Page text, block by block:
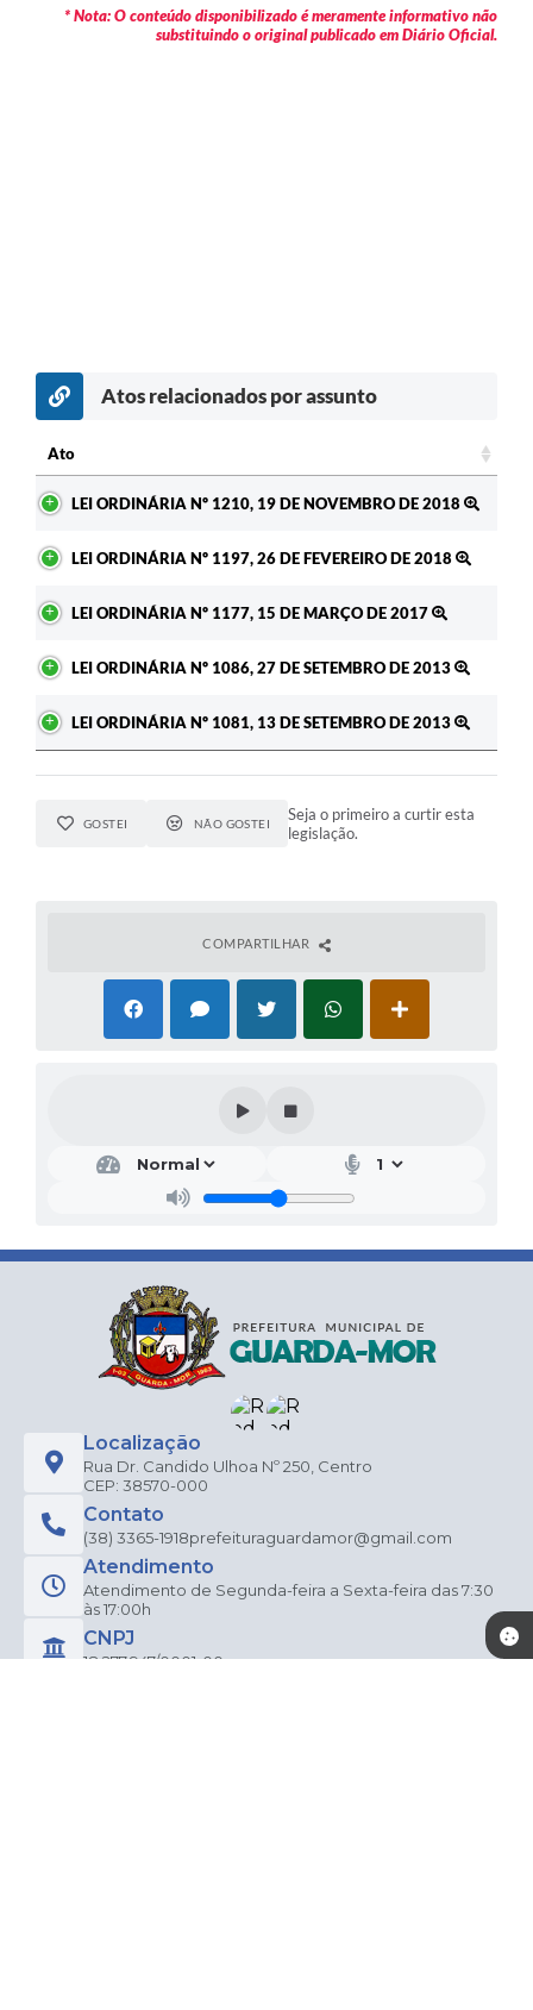
* Nota: O conteúdo disponibilizado é meramente informativo não
substituindo o original publicado em Diário Oficial.
Atos relacionados por assunto
Ato
LEI ORDINÁRIA Nº 1210, 19 DE NOVEMBRO DE 2018
LEI ORDINÁRIA Nº 1197, 26 DE FEVEREIRO DE 2018
LEI ORDINÁRIA Nº 1177, 15 DE MARÇO DE 2017
LEI ORDINÁRIA Nº 1086, 27 DE SETEMBRO DE 2013
LEI ORDINÁRIA Nº 1081, 13 DE SETEMBRO DE 2013
GOSTEI NÃO GOSTEI
Seja o primeiro a curtir esta
legislação.
COMPARTILHAR
Localização
Rua Dr. Candido Ulhoa Nº 250, Centro
CEP: 38570-000
Contato
(38) 3365-1918prefeituraguardamor@gmail.com
Atendimento
Atendimento de Segunda-feira a Sexta-feira das 7:30
às 17:00h
CNPJ
18.277.947/0001-00